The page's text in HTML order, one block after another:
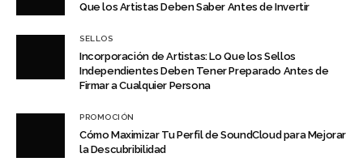
Que los Artistas Deben Saber Antes de Invertir
SELLOS
Incorporación de Artistas: Lo Que los Sellos
Independientes Deben Tener Preparado Antes de
Firmar a Cualquier Persona
PROMOCIÓN
Cómo Maximizar Tu Perfil de SoundCloud para Mejorar
la Descubribilidad